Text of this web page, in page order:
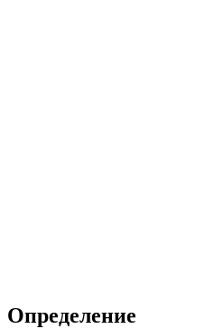
Определение